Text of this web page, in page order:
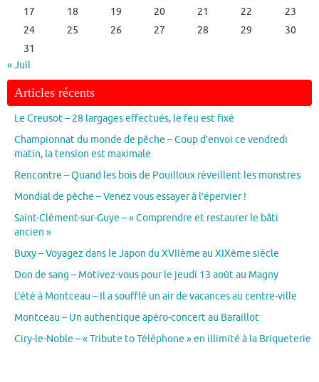
17
18 19 20 21 22
23
24
25 26 27 28 29
30
31
« Juil
Articles récents
Le Creusot – 28 largages effectués, le feu est fixé
Championnat du monde de pêche – Coup d’envoi ce vendredi
matin, la tension est maximale
Rencontre – Quand les bois de Pouilloux réveillent les monstres
Mondial de pêche – Venez vous essayer à l’épervier !
Saint-Clément-sur-Guye – « Comprendre et restaurer le bâti
ancien »
Buxy – Voyagez dans le Japon du XVIIème au XIXème siècle
Don de sang – Motivez-vous pour le jeudi 13 août au Magny
L’été à Montceau – Il a soufflé un air de vacances au centre-ville
Montceau – Un authentique apéro-concert au Baraillot
Ciry-le-Noble – « Tribute to Téléphone » en illimité à la Briqueterie